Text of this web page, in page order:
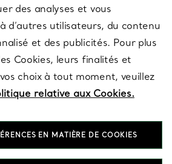
des analyses et vous
d’autres utilisateurs, du contenu
et des publicités. Pour plus
Cookies, leurs finalités et
choix à tout moment, veuillez
relative aux Cookies.
EN MATIÈRE DE COOKIES